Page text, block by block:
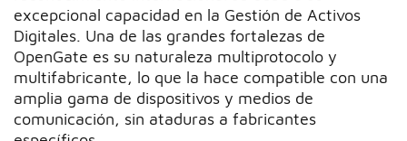
excepcional capacidad en la Gestión de Activos
Digitales. Una de las grandes fortalezas de
OpenGate es su naturaleza multiprotocolo y
multifabricante, lo que la hace compatible con una
amplia gama de dispositivos y medios de
comunicación, sin ataduras a fabricantes